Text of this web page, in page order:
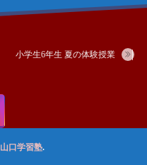
小学生6年生 夏の体験授業
山口学習塾.